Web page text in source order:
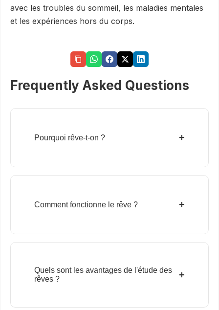
avec les troubles du sommeil, les maladies mentales
et les expériences hors du corps.
Frequently Asked Questions
Pourquoi rêve-t-on ? +
Comment fonctionne le rêve ? +
Quels sont les avantages de l'étude des
rêves ?
+